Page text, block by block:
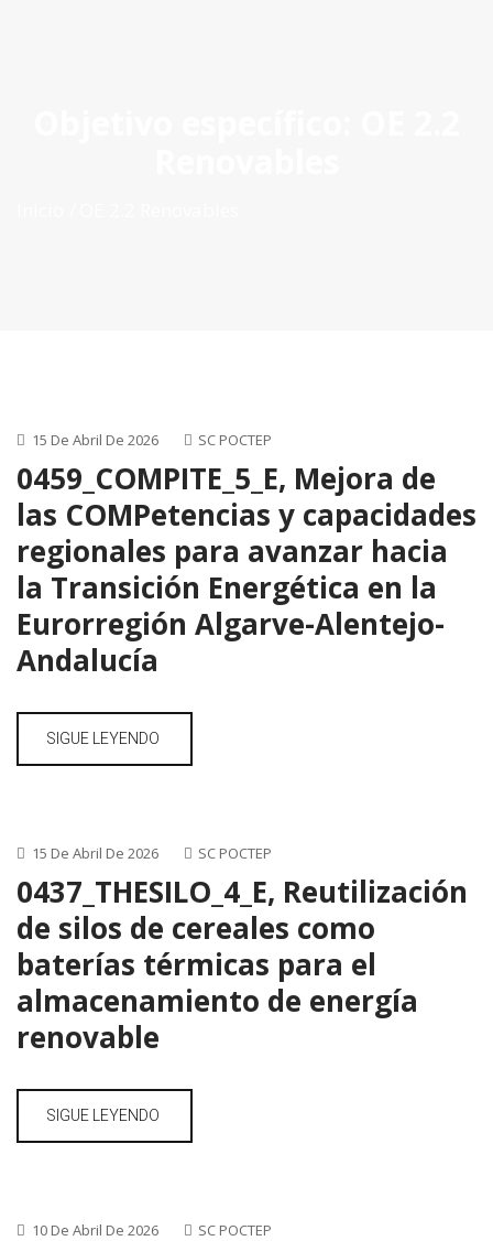
15 De Abril De 2026 SC POCTEP
0459_COMPITE_5_E, Mejora de
las COMPetencias y capacidades
regionales para avanzar hacia
la Transición Energética en la
Eurorregión Algarve-Alentejo-
Andalucía
SIGUE LEYENDO
15 De Abril De 2026 SC POCTEP
0437_THESILO_4_E, Reutilización
de silos de cereales como
baterías térmicas para el
almacenamiento de energía
renovable
SIGUE LEYENDO
10 De Abril De 2026 SC POCTEP